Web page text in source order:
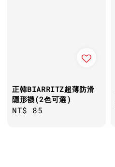
正韓BIARRITZ超薄防滑
隱形襪(2色可選)
Regular
NT$ 85